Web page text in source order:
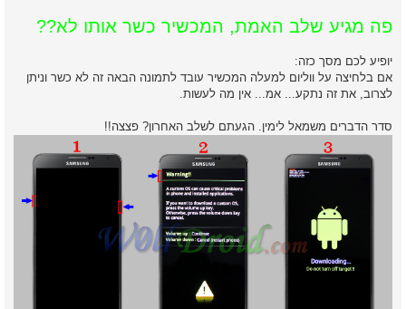
פה מגיע שלב האמת, המכשיר כשר אותו לא??
יופיע לכם מסך כזה:
אם בלחיצה על ווליום למעלה המכשיר עובד לתמונה הבאה זה לא כשר וניתן
לצרוב, את זה נתקע... אמ... אין מה לעשות.
סדר הדברים משמאל לימין. הגעתם לשלב האחרון? פצצה!!